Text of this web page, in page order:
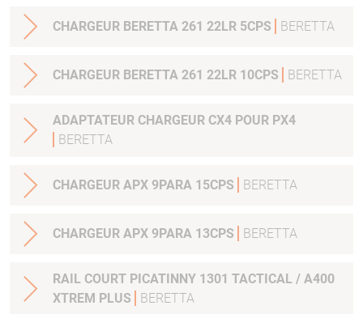
CHARGEUR BERETTA 261 22LR 5CPS BERETTA
CHARGEUR BERETTA 261 22LR 10CPS BERETTA
ADAPTATEUR CHARGEUR CX4 POUR PX4
BERETTA
CHARGEUR APX 9PARA 15CPS BERETTA
CHARGEUR APX 9PARA 13CPS BERETTA
RAIL COURT PICATINNY 1301 TACTICAL / A400
XTREM PLUS
BERETTA